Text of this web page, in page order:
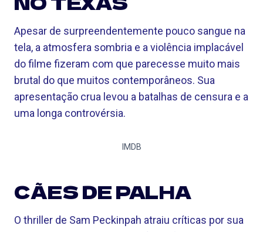
Apesar de surpreendentemente pouco sangue na
tela, a atmosfera sombria e a violência implacável
do filme fizeram com que parecesse muito mais
brutal do que muitos contemporâneos. Sua
apresentação crua levou a batalhas de censura e a
uma longa controvérsia.
IMDB
CÃES DE PALHA
O thriller de Sam Peckinpah atraiu críticas por sua